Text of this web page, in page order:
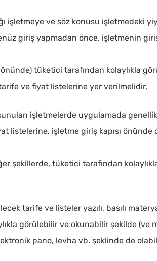
işletmeye ve söz konusu işletmedeki
giriş yapmadan önce, işletmenin
tüketici tarafından kolaylıkla
ve fiyat listelerine yer verilmelidir,
işletmelerde uygulamada
listelerine, işletme giriş kapısı
şekillerde, tüketici tarafından
tarife ve listeler yazılı, basılı
görülebilir ve okunabilir şekilde (ve
pano, levha vb. şeklinde de